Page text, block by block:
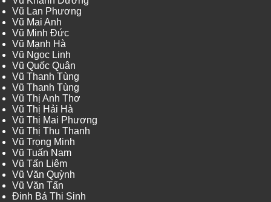
Vũ Lan Phương
Vũ Mai Anh
Vũ Minh Đức
Vũ Mạnh Hà
Vũ Ngọc Linh
Vũ Quốc Quân
Vũ Thanh Tùng
Vũ Thanh Tùng
Vũ Thị Anh Thơ
Vũ Thị Hải Hà
Vũ Thị Mai Phương
Vũ Thị Thu Thanh
Vũ Trọng Minh
Vũ Tuấn Nam
Vũ Tấn Liêm
Vũ Văn Quỳnh
Vũ Văn Tấn
Đinh Bá Thi Sinh